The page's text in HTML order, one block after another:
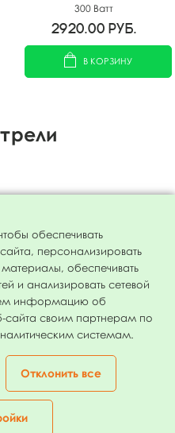
300 Ватт
2920.00 руб.
В КОРЗИНУ
обеспечивать
персонализировать
обеспечивать
и анализировать сетевой
информацию об
сайта своим партнерам по
системам.
Отклонить все